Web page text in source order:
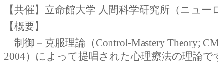
【共催】⽴命館⼤学 ⼈間科学研究所（ニュー
【概要】
制御－克服理論（Control-Mastery Theory;
2004）によって提唱された⼼理療法の理論